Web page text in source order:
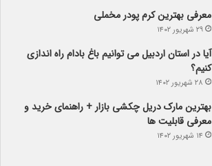
معرفی بهترین کرم پودر مخملی
۲۹ شهریور ۱۴۰۲
آیا در استان اردبیل می توانیم باغ بادام راه اندازی
کنیم؟
۲۸ شهریور ۱۴۰۲
بهترین مارک دریل چکشی بازار + راهنمای خرید و
معرفی قابلیت ها
۱۴ شهریور ۱۴۰۲